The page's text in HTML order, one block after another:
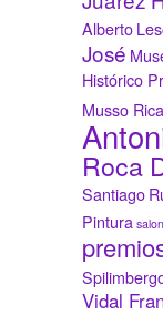
Alberto
José
Histórico
Musso
Roca
Santiago
Pintura
Vidal